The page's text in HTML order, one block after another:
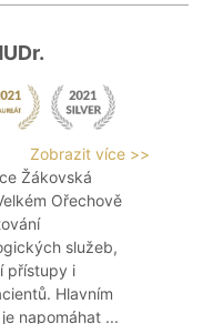
Zobrazit více >>
Žákovská
Ořechově
služeb,
přístupy i
Hlavním
napomáhat ...